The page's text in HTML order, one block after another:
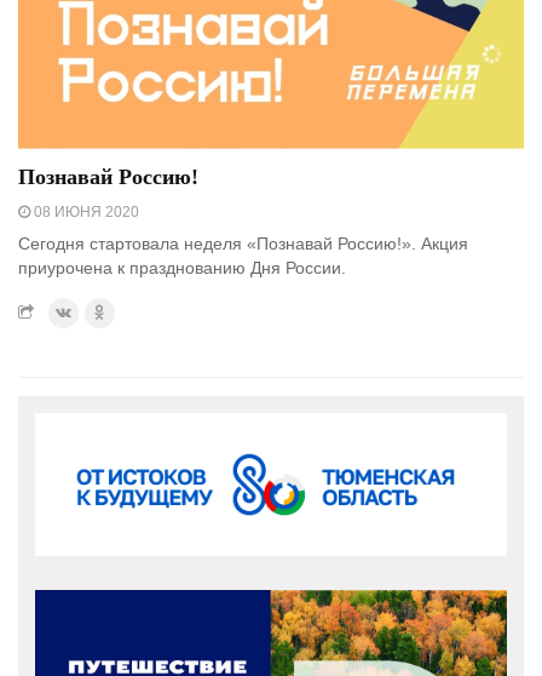
Познавай Россию!
08 ИЮНЯ 2020
Сегодня стартовала неделя «Познавай Россию!». Акция
приурочена к празднованию Дня России.